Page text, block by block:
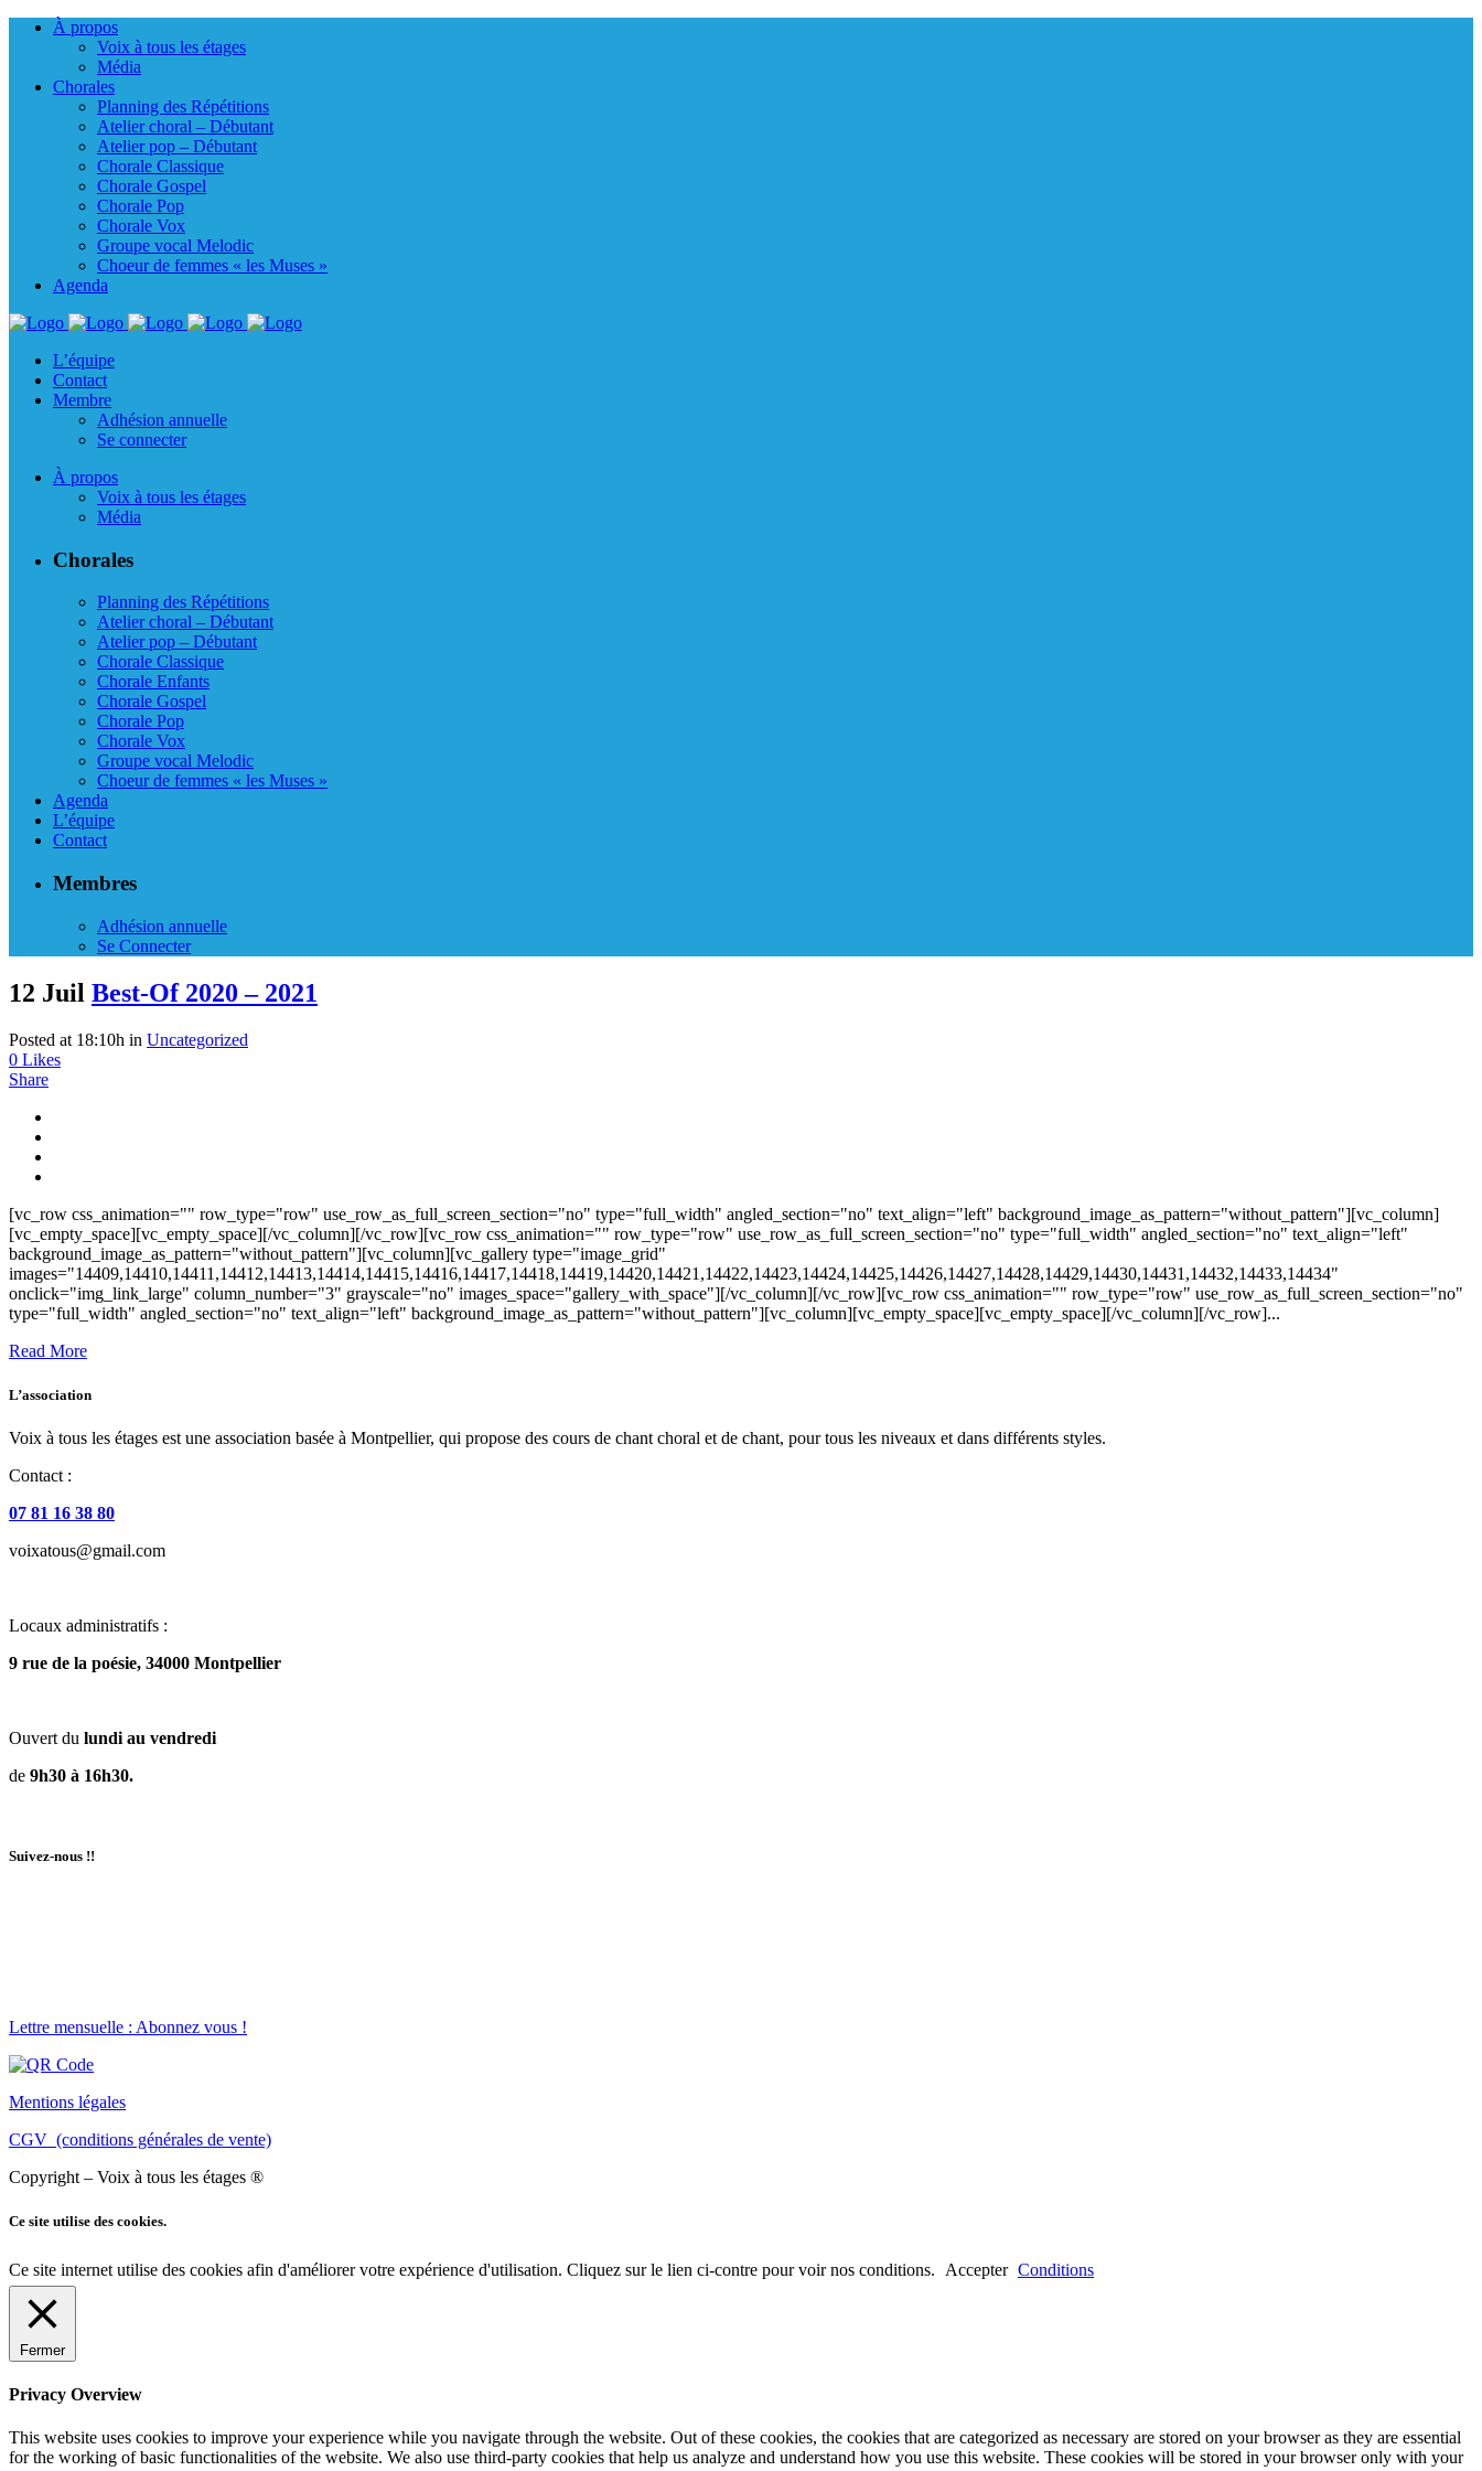
À propos
Voix à tous les étages
Média
Chorales
Planning des Répétitions
Atelier choral – Débutant
Atelier pop – Débutant
Chorale Classique
Chorale Gospel
Chorale Pop
Chorale Vox
Groupe vocal Melodic
Choeur de femmes « les Muses »
Agenda
L’équipe
Contact
Membre
Adhésion annuelle
Se connecter
À propos
Voix à tous les étages
Média
Chorales
Planning des Répétitions
Atelier choral – Débutant
Atelier pop – Débutant
Chorale Classique
Chorale Enfants
Chorale Gospel
Chorale Pop
Chorale Vox
Groupe vocal Melodic
Choeur de femmes « les Muses »
Agenda
L’équipe
Contact
Membres
Adhésion annuelle
Se Connecter
12 Juil Best-Of 2020 – 2021
Posted at 18:10h in Uncategorized
0 Likes
Share
[vc_row css_animation="" row_type="row" use_row_as_full_screen_section="no" type="full_width" angled_section="no" text_align="left" background_image_as_pattern="without_pattern"][vc_column]
[vc_empty_space][vc_empty_space][/vc_column][/vc_row][vc_row css_animation="" row_type="row" use_row_as_full_screen_section="no" type="full_width" angled_section="no" text_align="left"
background_image_as_pattern="without_pattern"][vc_column][vc_gallery type="image_grid"
images="14409,14410,14411,14412,14413,14414,14415,14416,14417,14418,14419,14420,14421,14422,14423,14424,14425,14426,14427,14428,14429,14430,14431,14432,14433,14434"
onclick="img_link_large" column_number="3" grayscale="no" images_space="gallery_with_space"][/vc_column][/vc_row][vc_row css_animation="" row_type="row" use_row_as_full_screen_section="no"
type="full_width" angled_section="no" text_align="left" background_image_as_pattern="without_pattern"][vc_column][vc_empty_space][vc_empty_space][/vc_column][/vc_row]...
Read More
L’association
Voix à tous les étages est une association basée à Montpellier, qui propose des cours de chant choral et de chant, pour tous les niveaux et dans différents styles.
Contact :
07 81 16 38 80
voixatous@gmail.com
Locaux administratifs :
9 rue de la poésie, 34000 Montpellier
Ouvert du lundi au vendredi
de 9h30 à 16h30.
Suivez-nous !!
Lettre mensuelle : Abonnez vous !
Mentions légales
CGV (conditions générales de vente)
Copyright – Voix à tous les étages ®
Ce site utilise des cookies.
Ce site internet utilise des cookies afin d'améliorer votre expérience d'utilisation. Cliquez sur le lien ci-contre pour voir nos conditions. Accepter Conditions
Fermer
Privacy Overview
This website uses cookies to improve your experience while you navigate through the website. Out of these cookies, the cookies that are categorized as necessary are stored on your browser as they are essential
for the working of basic functionalities of the website. We also use third-party cookies that help us analyze and understand how you use this website. These cookies will be stored in your browser only with your